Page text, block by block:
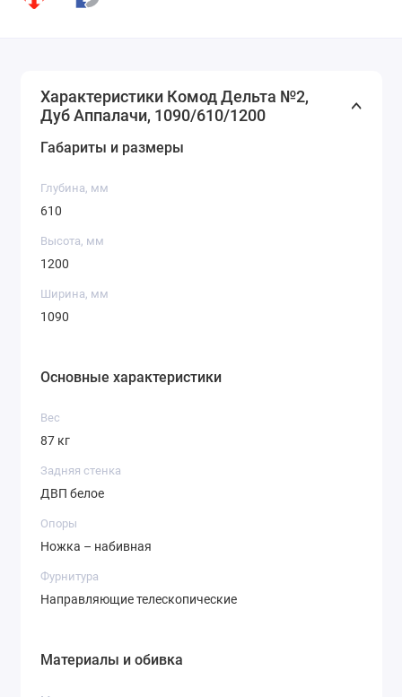
Характеристики Комод Дельта №2,
Дуб Аппалачи, 1090/610/1200
Габариты и размеры
Глубина, мм
610
Высота, мм
1200
Ширина, мм
1090
Основные характеристики
Вес
87 кг
Задняя стенка
ДВП белое
Опоры
Ножка – набивная
Фурнитура
Направляющие телескопические
Материалы и обивка